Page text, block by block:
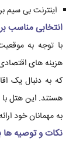
اینترنت بی سیم
انتخابی مناسب
با توجه به
هزینه های
که به دنبال یک
هستند. این هتل با
به مهمانان خود
نکات و توصیه ها